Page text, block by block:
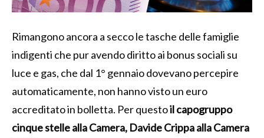
Rimangono ancora a secco le tasche delle famiglie
indigenti che pur avendo diritto ai bonus sociali su
luce e gas, che dal 1° gennaio dovevano percepire
automaticamente, non hanno visto un euro
accreditato in bolletta. Per questoil capogruppo
cinque stelle alla Camera, Davide Crippa alla Camera